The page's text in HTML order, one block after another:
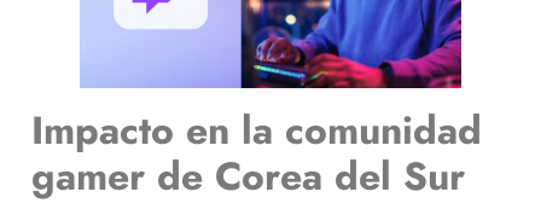
Impacto en la comunidad
gamer de Corea del Sur